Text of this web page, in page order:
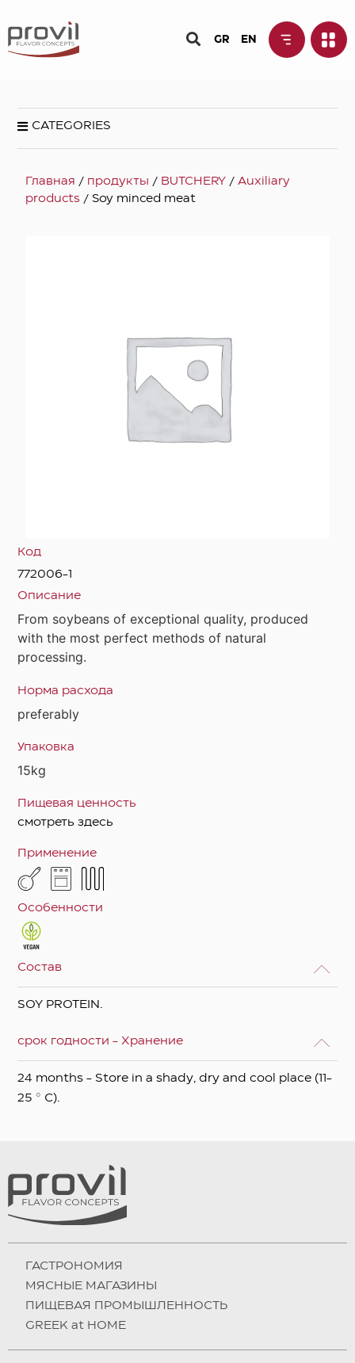
GR EN
CATEGORIES
Главная / продукты / BUTCHERY /Auxiliary
products / Soy minced meat
Код
772006-1
Описание
From soybeans of exceptional quality, produced
with the most perfect methods of natural
processing.
Норма расхода
preferably
Упаковка
15kg
Пищевая ценность
смотреть здесь
Применение
Особенности
Состав
SOY PROTEIN.
срок годности - Хранение
24 months - Store in a shady, dry and cool place (11-
25 ° C).
ГАСТРОНОМИЯ
МЯСНЫЕ МАГАЗИНЫ
ПИЩЕВАЯ ПРОМЫШЛЕННОСТЬ
GREEK at HOME